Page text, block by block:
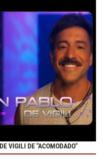
VIGILI DE "ACOMODADO"